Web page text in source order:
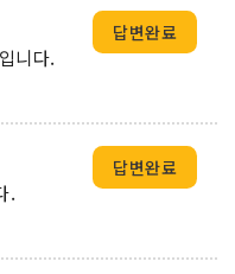
답변완료
니다.
답변완료
.